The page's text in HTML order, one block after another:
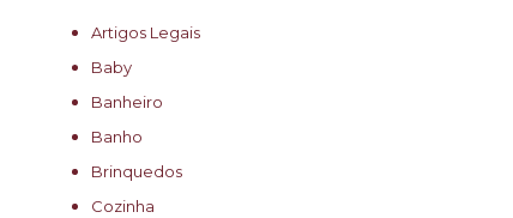
Artigos Legais
Baby
Banheiro
Banho
Brinquedos
Cozinha